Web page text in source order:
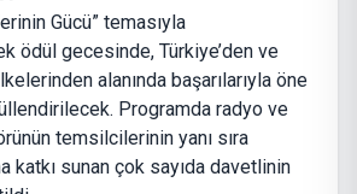
Gücü” temasıyla
ödül gecesinde, Türkiye’den ve
alanında başarılarıyla öne
Programda radyo ve
temsilcilerinin yanı sıra
katkı sunan çok sayıda davetlinin